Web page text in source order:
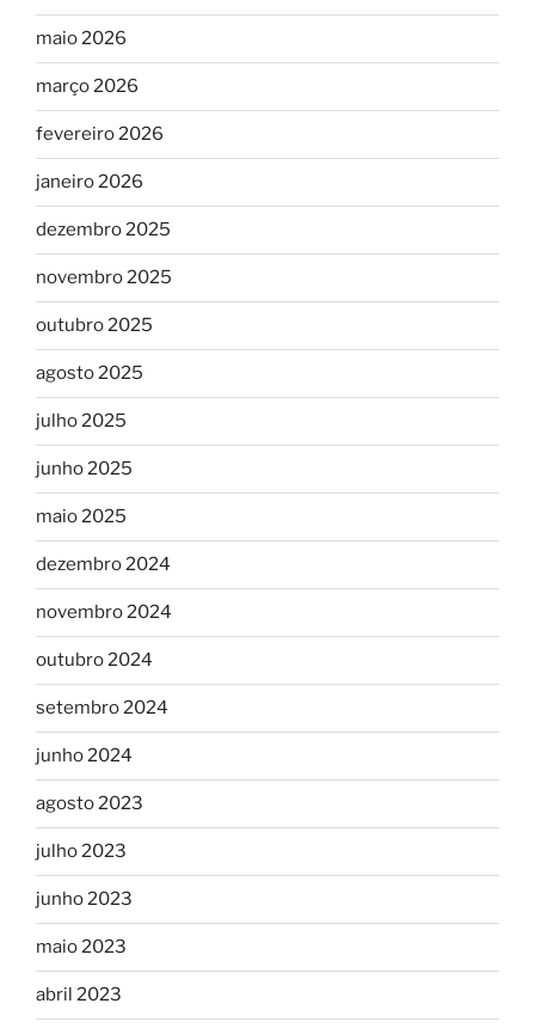
maio 2026
março 2026
fevereiro 2026
janeiro 2026
dezembro 2025
novembro 2025
outubro 2025
agosto 2025
julho 2025
junho 2025
maio 2025
dezembro 2024
novembro 2024
outubro 2024
setembro 2024
junho 2024
agosto 2023
julho 2023
junho 2023
maio 2023
abril 2023